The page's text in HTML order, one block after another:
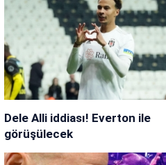
Dele Alli iddiası! Everton ile
görüşülecek